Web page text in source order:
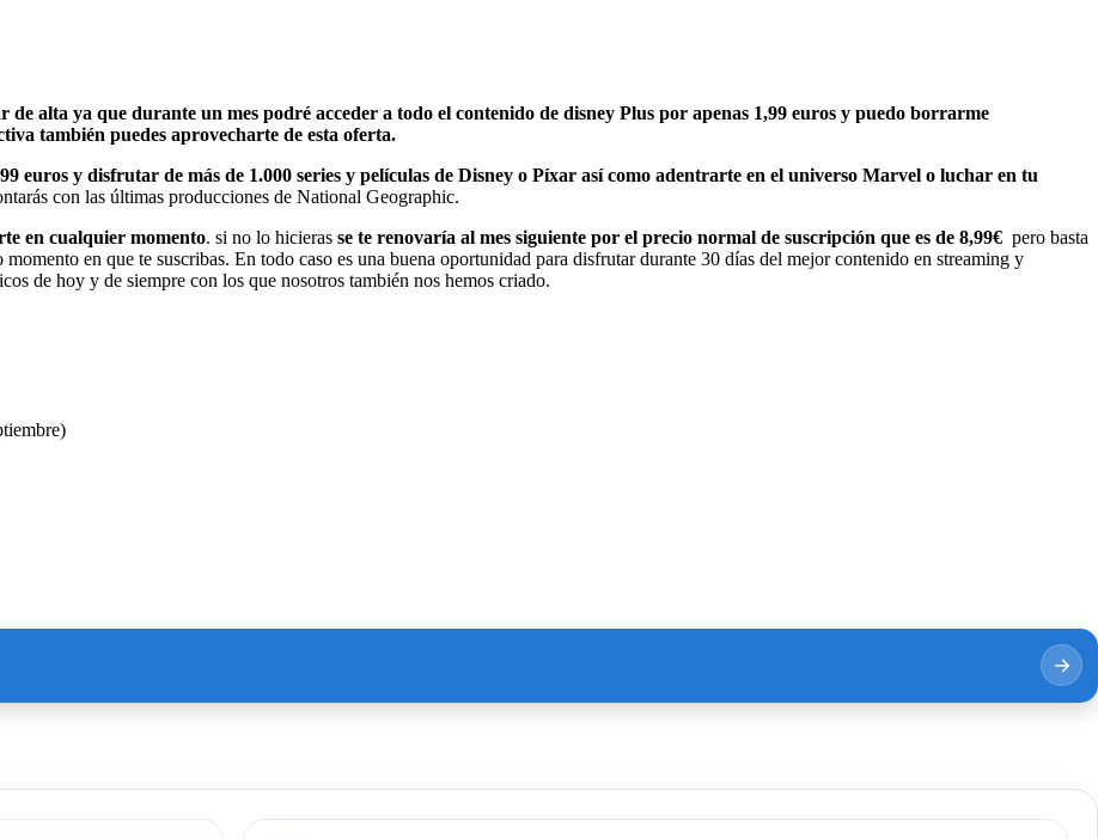
de alta ya que durante un mes podré acceder a todo el contenido de disney Plus por apenas 1,99 euros y puedo borrarme
también puedes aprovecharte de esta oferta.
euros y disfrutar de más de 1.000 series y películas de Disney o Píxar así como adentrarte en el universo Marvel o luchar en tu
con las últimas producciones de National Geographic.
en cualquier momento. si no lo hicieras se te renovaría al mes siguiente por el precio normal de suscripción que es de 8,99€ pero basta
en que te suscribas. En todo caso es una buena oportunidad para disfrutar durante 30 días del mejor contenido en streaming y
de hoy y de siempre con los que nosotros también nos hemos criado.